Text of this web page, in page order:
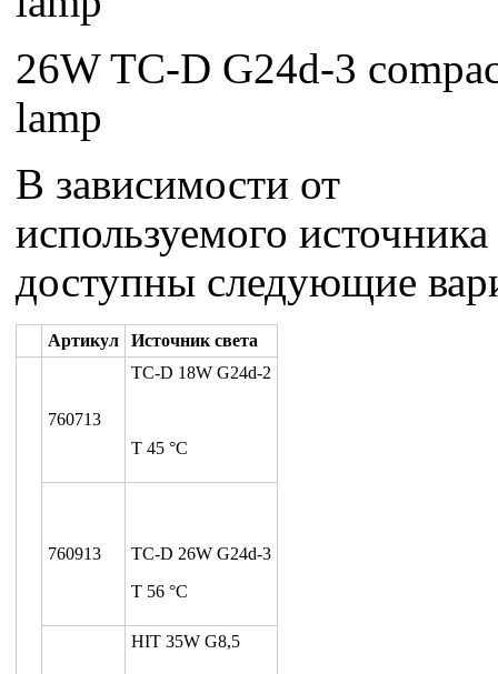
26W TC-D G24d-3
lamp
В зависимости от
используемого источника
доступны следующие
Артикул Источник света
760713
TC-D 18W G24d-2
T 45 °C
760913
TC-D 26W G24d-3
T 56 °C
HIT 35W G8,5